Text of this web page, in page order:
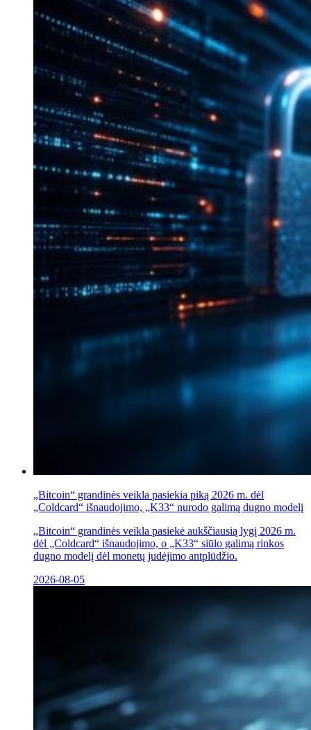
„Bitcoin“ grandinės veikla pasiekia piką 2026 m. dėl
„Coldcard“ išnaudojimo, „K33“ nurodo galimą dugno modelį
„Bitcoin“ grandinės veikla pasiekė aukščiausią lygį 2026 m.
dėl „Coldcard“ išnaudojimo, o „K33“ siūlo galimą rinkos
dugno modelį dėl monetų judėjimo antplūdžio.
2026-08-05